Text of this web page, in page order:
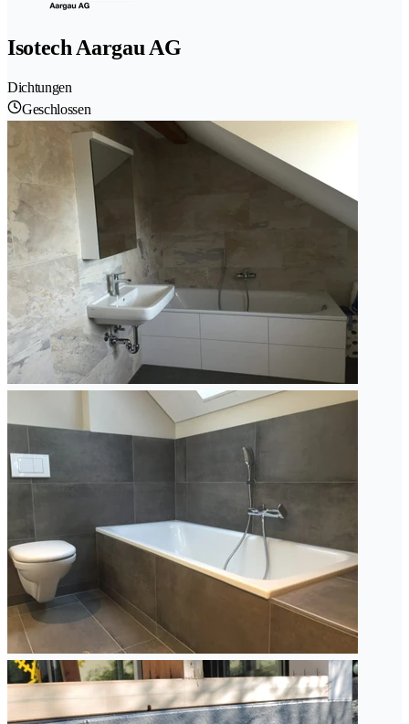
Isotech Aargau AG
Dichtungen
Geschlossen